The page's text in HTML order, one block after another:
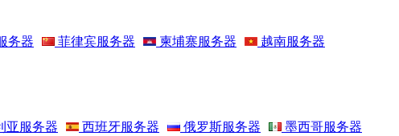
务器 菲律宾服务器 柬埔寨服务器
越南服务器
亚服务器 西班牙服务器 俄罗斯服务器
墨西哥服务器